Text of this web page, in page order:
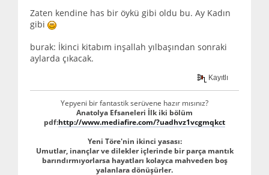
Zaten kendine has bir öykü gibi oldu bu. Ay Kadın
gibi
burak: İkinci kitabım inşallah yılbaşından sonraki
aylarda çıkacak.
Kayıtlı
Yepyeni bir fantastik serüvene hazır mısınız?
Anatolya Efsaneleri İlk iki bölüm
pdf:http://www.mediafire.com/?uadhvz1vcgmqkct
Yeni Töre'nin ikinci yasası:
Umutlar, inançlar ve dilekler içlerinde bir parça mantık
barındırmıyorlarsa hayatları kolayca mahveden boş
yalanlara dönüşürler.